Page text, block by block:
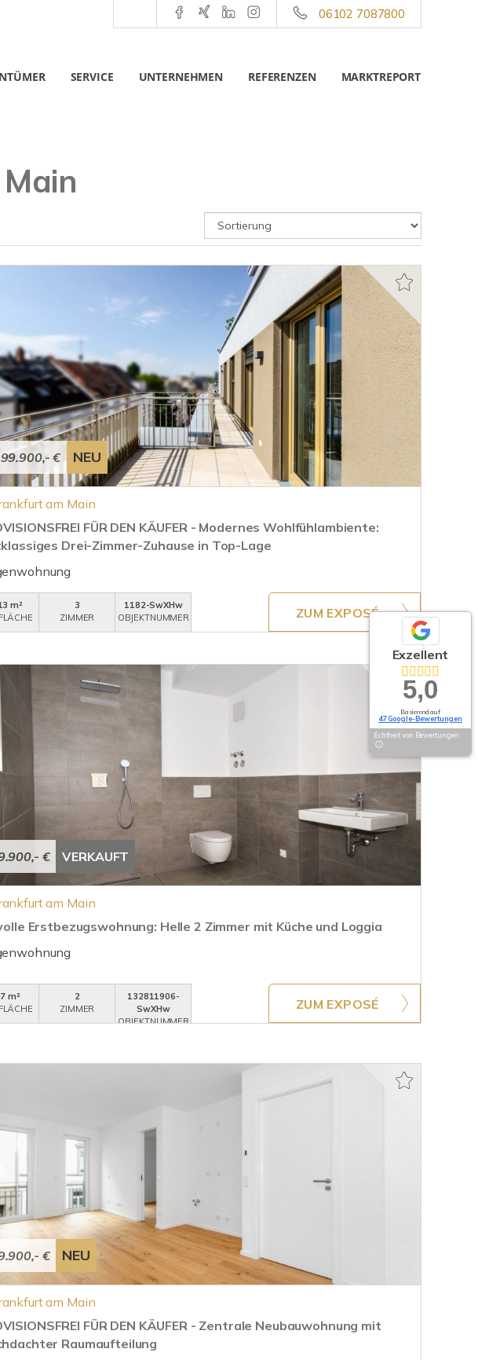
06102 7087800
SERVICE UNTERNEHMEN REFERENZEN MARKTREPORT
€ NEU
am Main
FÜR DEN KÄUFER - Modernes Wohlfühlambiente:
Drei-Zimmer-Zuhause in Top-Lage
m²
3
ZIMMER
1182-SwXHw
OBJEKTNUMMER
ZUM EXPOSÉ
€ VERKAUFT
am Main
Erstbezugswohnung: Helle 2 Zimmer mit Küche und Loggia
m²
2
ZIMMER
132811906-
SwXHw
OBJEKTNUMMER
ZUM EXPOSÉ
€ NEU
am Main
FÜR DEN KÄUFER - Zentrale Neubauwohnung mit
Raumaufteilung
Exzellent
5,0
Basierend auf
47 Google-Bewertungen
Echtheit von Bewertungen